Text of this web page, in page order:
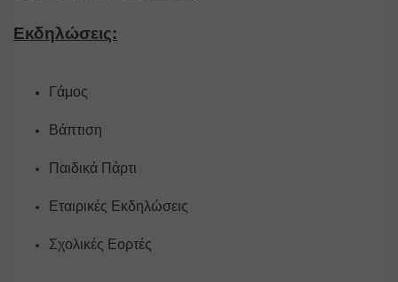
Εκδηλώσεις:
Γάμος
Βάπτιση
Παιδικά Πάρτι
Εταιρικές Εκδηλώσεις
Σχολικές Εορτές